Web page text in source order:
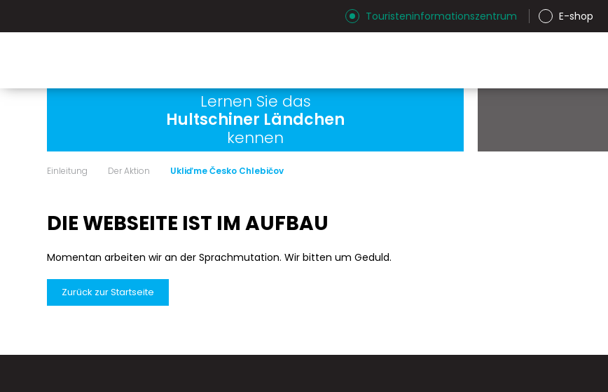
Touristeninformationszentrum E-shop
Lernen Sie das
Hultschiner Ländchen
kennen
Einleitung Der Aktion Ukliďme Česko Chlebičov
DIE WEBSEITE IST IM AUFBAU
Momentan arbeiten wir an der Sprachmutation. Wir bitten um Geduld.
Zurück zur Startseite